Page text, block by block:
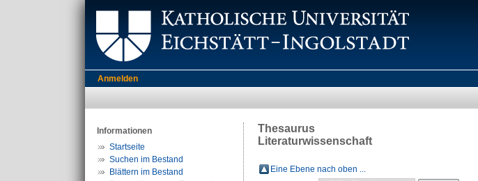
Anmelden
Informationen
Startseite
Suchen im Bestand
Blättern im Bestand
Thesaurus
Literaturwissenschaft
Eine Ebene nach oben ...